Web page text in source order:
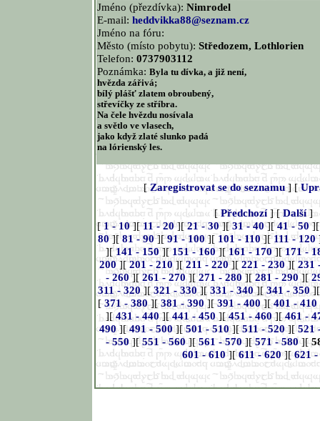
Jméno (přezdívka): Nimrodel
E-mail: heddvikka88@seznam.cz
Jméno na fóru:
Město (místo pobytu): Středozem, Lothlorien
Telefon: 0737903112
Poznámka: Byla tu dívka, a již není,
hvězda zářivá;
bílý plášť zlatem obroubený,
střevíčky ze stříbra.
Na čele hvězdu nosívala
a světlo ve vlasech,
jako když zlaté slunko padá
na lórienský les.
[Zaregistrovat se do seznamu] [
[Předchozí] [Další]
[1 - 10][11 - 20][21 - 30][31 - 40][41 - 50
80][81 - 90][91 - 100][101 - 110][111 - 120
][141 - 150][151 - 160][161 - 170][171 -
200][201 - 210][211 - 220][221 - 230][231
- 260][261 - 270][271 - 280][281 - 290][
311 - 320][321 - 330][331 - 340][341 - 350
[371 - 380][381 - 390][391 - 400][401 - 410
][431 - 440][441 - 450][451 - 460][461 -
490][491 - 500][501 - 510][511 - 520][521
- 550][551 - 560][561 - 570][571 - 580][
601 - 610][611 - 620][621